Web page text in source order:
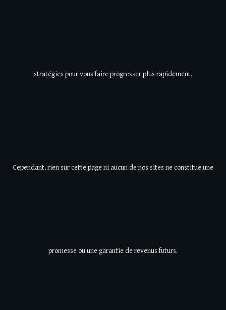
stratégies pour vous faire progresser plus rapidement.
Cependant, rien sur cette page ni aucun de nos sites ne constitue une
promesse ou une garantie de revenus futurs.